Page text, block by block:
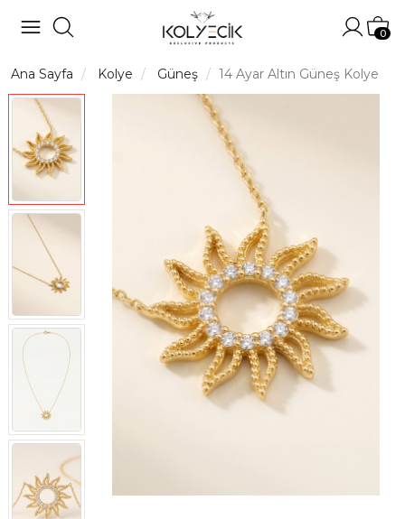
0
Ana Sayfa Kolye Güneş 14 Ayar Altın Güneş Kolye